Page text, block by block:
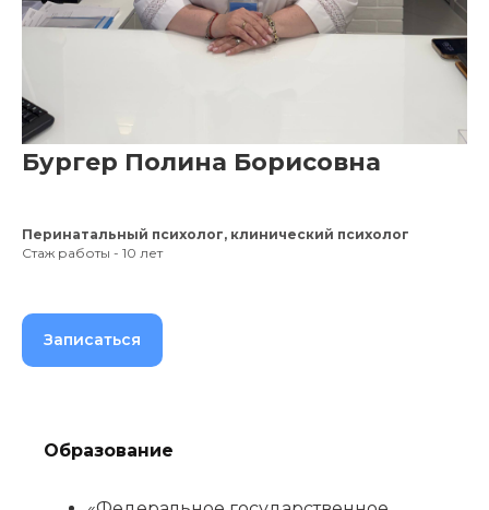
Бургер Полина Борисовна
Перинатальный психолог, клинический психолог
Стаж работы - 10 лет
Записаться
Образование